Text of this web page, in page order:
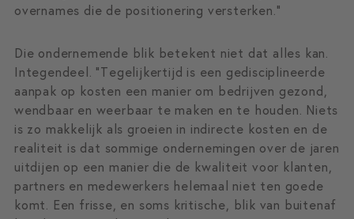
overnames die de positionering versterken.”
Die ondernemende blik betekent niet dat alles kan.
Integendeel. “Tegelijkertijd is een gedisciplineerde
aanpak op kosten een manier om bedrijven gezond,
wendbaar en weerbaar te maken en te houden. Niets
is zo makkelijk als groeien in indirecte kosten en de
realiteit is dat sommige ondernemingen over de jaren
uitdijen op een manier die de kwaliteit voor klanten,
partners en medewerkers helemaal niet ten goede
komt. Een frisse, en soms kritische, blik van buitenaf